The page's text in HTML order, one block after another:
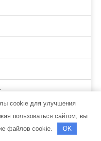
cookie для улучшения
пользоваться сайтом, вы
файлов cookie.
OK